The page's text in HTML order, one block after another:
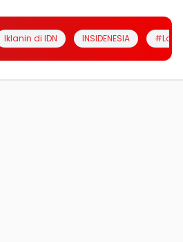
Iklanin di IDN INSIDENESIA